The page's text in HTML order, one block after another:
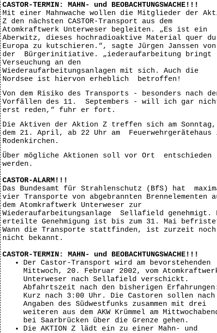
CASTOR-TERMIN: MAHN- und BEOBACHTUNGSWACHE!!!
Mit einer Mahnwache wollen die Mitglieder der
Z den nächsten CASTOR-Transport aus dem
Atomkraftwerk Unterweser begleiten. „Es ist ein
Aberwitz, dieses hochradioaktive Material quer
Europa zu kutschieren.“, sagte Jürgen Janssen von
der Bürgerinitiative. „iederaufarbeitung bringt
Verseuchung an den
Wiederaufarbeitungsanlagen mit sich. Auch die
Nordsee ist hiervon erheblich betroffen!
Von dem Risiko des Transports - besonders nach
Vorfällen des 11. Septembers - will ich gar
erst reden,“ fuhr er fort.
Die Aktiven der Aktion Z treffen sich am Sonntag,
dem 21. April, ab 22 Uhr am Feuerwehrgerätehaus
Rodenkirchen.
Über mögliche Aktionen soll vor Ort entschieden
werden.
CASTOR-ALARM!!!
Das Bundesamt für Strahlenschutz (BfS) hat
vier Transporte von abgebrannten Brennelementen
dem Atomkraftwerk Unterweser zur
Wiederaufarbeitungsanlage Sellafield genehmigt.
erteilte Genehmigung ist bis zum 31. Mai
Wann die Transporte stattfinden, ist zurzeit noch
nicht bekannt.
CASTOR-TERMIN: MAHN- und BEOBACHTUNGSWACHE!!!
Der Castor-Transport wird am bevorstehenden
Mittwoch, 20. Februar 2002, vom
Unterweser nach Sellafield verschickt.
Abfahrtszeit nach den bisherigen
Kurz nach 3:00 Uhr. Die Castoren sollen nach
Angaben des Südwestfunks zusammen mit drei
weiteren aus dem AKW Krümmel am
bei Saarbrücken über die Grenze gehen.
Die AKTION Z lädt ein zu einer Mahn- und